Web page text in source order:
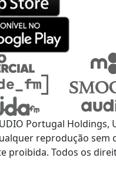
Portugal Holdings,
reprodução sem
proibida. Todos os